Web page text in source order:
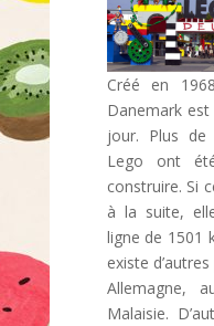
Créé en
Danemark
jour. Plus de
Lego ont
construire. Si
à la suite,
ligne de 1501
existe
Allemagne,
Malaisie.